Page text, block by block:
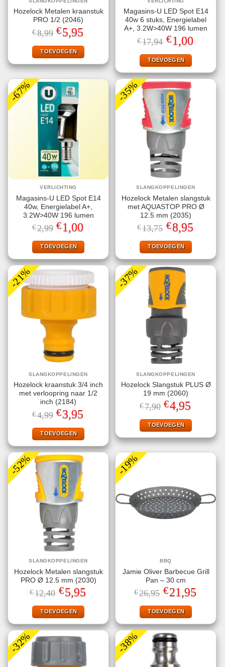
Hozelock Metalen kraanstuk
PRO 1/2 (2046)
€8,99 Oorspronkelijke
prijs
was:
€8,99.
€5,95
is:
€5,95.
TOEVOEGEN
Magasins-U LED Spot E14
40w 6 stuks, Energielabel
A+, 3.2W>40W 196 lumen
€17,94 Oorspronkelijke
prijs
was:
€17,94.
€1,00Huidige
prijs
TOEVOEGEN
-67%
VERLICHTING
Magasins-U LED Spot E14
40w, Energielabel A+,
3.2W>40W 196 lumen
€2,99 Oorspronkelijke
prijs
was:
€2,99.
€1,00
is:
€1,00.
TOEVOEGEN
-35%
SLANGKOPPELINGEN
Hozelock Metalen slangstuk
met AQUASTOP PRO Ø
12.5 mm (2035)
€13,75 Oorspronkelijke
prijs
was:
€13,75.
€8,95prijs
TOEVOEGEN
-21%
SLANGKOPPELINGEN
Hozelock kraanstuk 3/4 inch
met verloopring naar 1/2
inch (2184)
€4,99 Oorspronkelijke
prijs
was:
€4,99.
€3,95
is:
€3,95.
TOEVOEGEN
-37%
SLANGKOPPELINGEN
Hozelock Slangstuk PLUS Ø
19 mm (2060)
€7,90 Oorspronkelijke
prijs
was:
€7,90.
€4,95
is:
€4,95.
TOEVOEGEN
-52%
SLANGKOPPELINGEN
Hozelock Metalen slangstuk
PRO Ø 12.5 mm (2030)
€12,40 Oorspronkelijke
prijs
was:
€12,40.
€5,95prijs
TOEVOEGEN
-19%
BBQ
Jamie Oliver Barbecue Grill
Pan – 30 cm
€26,95 Oorspronkelijke
prijs
was:
€26,95.
€21,95prijs
TOEVOEGEN
-32% -38%